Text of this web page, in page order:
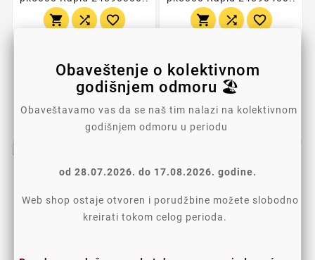
  
Klamerice Br.73/ 8 (30
Listova) Extra High Za
HD31 Pk5000 Rapid
24890300
2.856,00 RSD
2.380,00 RSD + 20% PDV
  
Klamerice Br.73/10 (40
Listova) Extra High Za
HD31 Pk5000 Rapid
24890400
3.192,00 RSD
2.660,00 RSD + 20% PDV
  
 
Klamerice Novus No.10,
Obaveštenje o kolektivnom
godišnjem odmoru 🏖️
Obaveštavamo vas da se naš tim nalazi na kolektivnom
godišnjem odmoru u periodu
od 28.07.2026. do 17.08.2026. godine.
Web shop ostaje otvoren i porudžbine možete slobodno
kreirati tokom celog perioda.